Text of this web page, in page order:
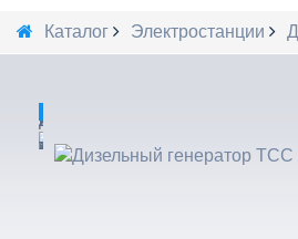
Каталог Электростанции